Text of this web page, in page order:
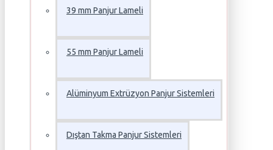
39 mm Panjur Lameli
55 mm Panjur Lameli
Alüminyum Extrüzyon Panjur Sistemleri
Dıştan Takma Panjur Sistemleri